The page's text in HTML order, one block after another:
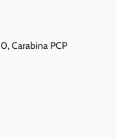
Carabina PCP